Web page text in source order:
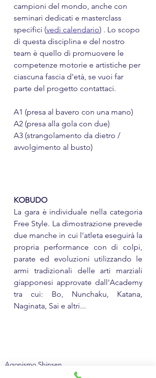
campioni del mondo, anche con
seminari dedicati e masterclass
specifici (vedi calendario) . Lo scopo
di questa disciplina e del nostro
team è quello di promuovere le
competenze motorie e artistiche per
ciascuna fascia d'età, se vuoi far
parte del progetto contattaci.
A1 (presa al bavero con una mano)
A2 (presa alla gola con due)
A3 (strangolamento da dietro /
avvolgimento al busto)
KOBUDO
La gara è individuale nella categoria
Free Style. La dimostrazione prevede
due manche in cui l'atleta eseguirà la
propria performance con di colpi,
parate ed evoluzioni utilizzando le
armi tradizionali delle arti marziali
giapponesi approvate dall'Academy
tra cui: Bo, Nunchaku, Katana,
Naginata, Sai e altri...
Agonismo Shinsen